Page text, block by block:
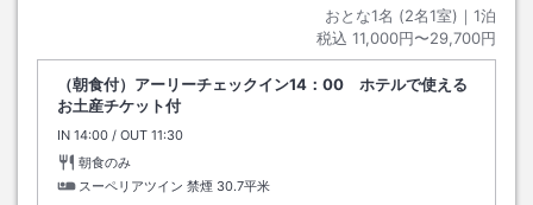
おとな1名 (2名1室)｜ 1泊
税込 11,000円〜29,700円
（朝食付）アーリーチェックイン14：00 ホテルで使える
お土産チケット付
IN チェックイン
14:00 / OUT チェックアウト
11:30
朝食のみ
スーペリアツイン 禁煙 30.7平米